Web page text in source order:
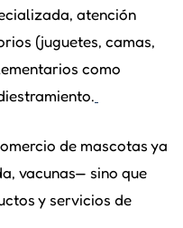
atención
(juguetes, camas,
como
de mascotas ya
vacunas— sino que
y servicios de